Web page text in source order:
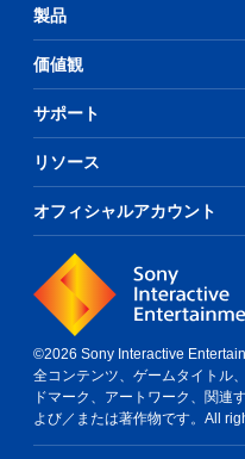
製品
価値観
サポート
リソース
オフィシャルアカウント
©2026 Sony Interactive
全コンテンツ、ゲームタイトル
ドマーク、アートワーク、関連
よび／または著作物です。All